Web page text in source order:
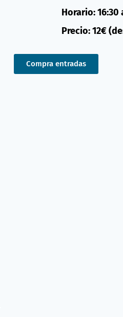
Horario: 16:30
Precio: 12€
Compra entradas